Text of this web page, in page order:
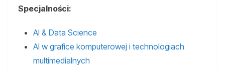
Specjalności:
AI & Data Science
AI w grafice komputerowej i technologiach
multimedialnych